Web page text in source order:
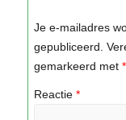
Je e-mailadres
gepubliceerd.
gemarkeerd met *
Reactie *